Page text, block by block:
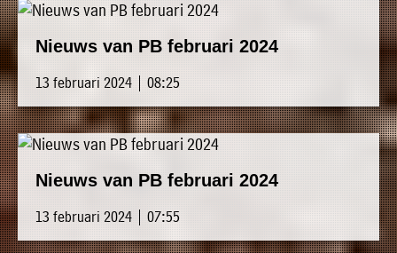
Nieuws van PB februari 2024
13 februari 2024 | 08:25
Nieuws van PB februari 2024
13 februari 2024 | 07:55